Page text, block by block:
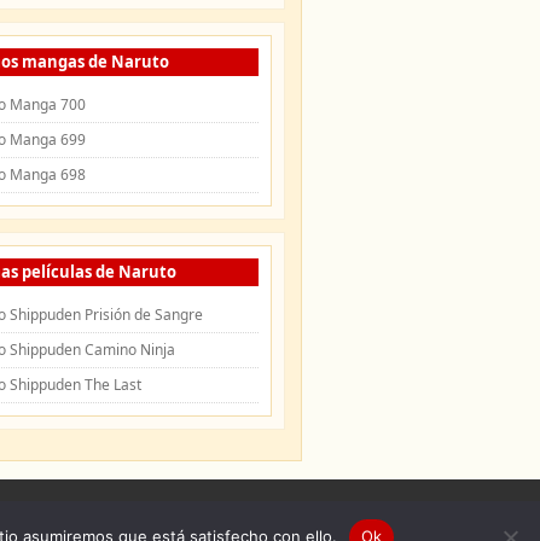
mangas de Naruto
Manga 700
Manga 699
Manga 698
películas de Naruto
Shippuden Prisión de Sangre
Shippuden Camino Ninja
Shippuden The Last
asumiremos que está satisfecho con ello. Ok